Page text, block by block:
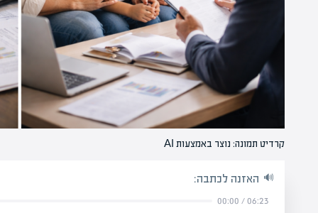
קרדיט תמונה: נוצר באמצעות AI
האזנה לכתבה:
06:23
/
00:00